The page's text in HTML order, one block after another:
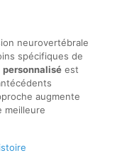
neurovertébrale
spécifiques de
personnaliséest
augmente
meilleure